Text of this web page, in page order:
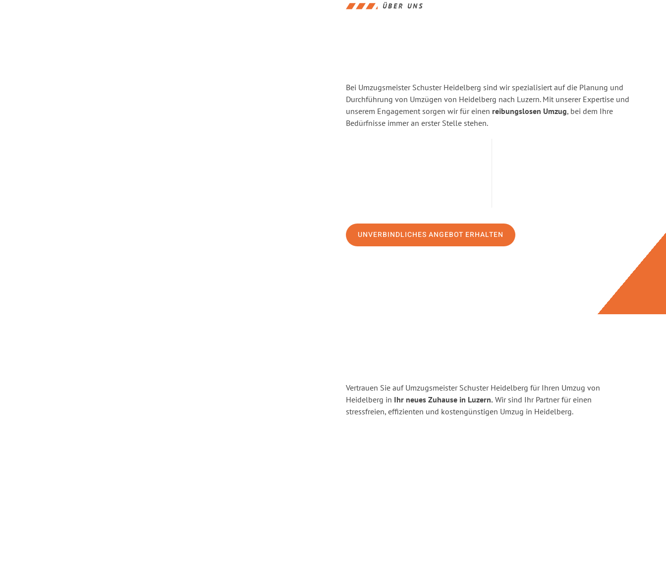
ÜBER UNS
Bei Umzugsmeister Schuster Heidelberg sind wir spezialisiert auf die Planung und
Durchführung von Umzügen von Heidelberg nach Luzern. Mit unserer Expertise und
unserem Engagement sorgen wir für einen reibungslosen Umzug, bei dem Ihre
Bedürfnisse immer an erster Stelle stehen.
UNVERBINDLICHES ANGEBOT ERHALTEN
Vertrauen Sie auf Umzugsmeister Schuster Heidelberg für Ihren Umzug von
Heidelberg in Ihr neues Zuhause in Luzern. Wir sind Ihr Partner für einen
stressfreien, effizienten und kostengünstigen Umzug in Heidelberg.